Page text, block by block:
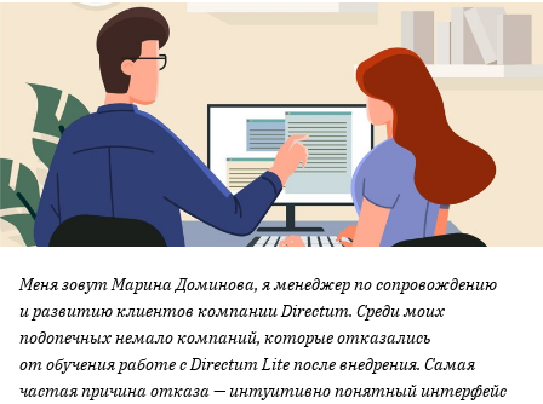
Меня зовут Марина Доминова, я менеджер по сопровождению
и развитию клиентов компании Directum. Среди моих
подопечных немало компаний, которые отказались
от обучения работе с Directum Lite после внедрения. Самая
частая причина отказа — интуитивно понятный интерфейс